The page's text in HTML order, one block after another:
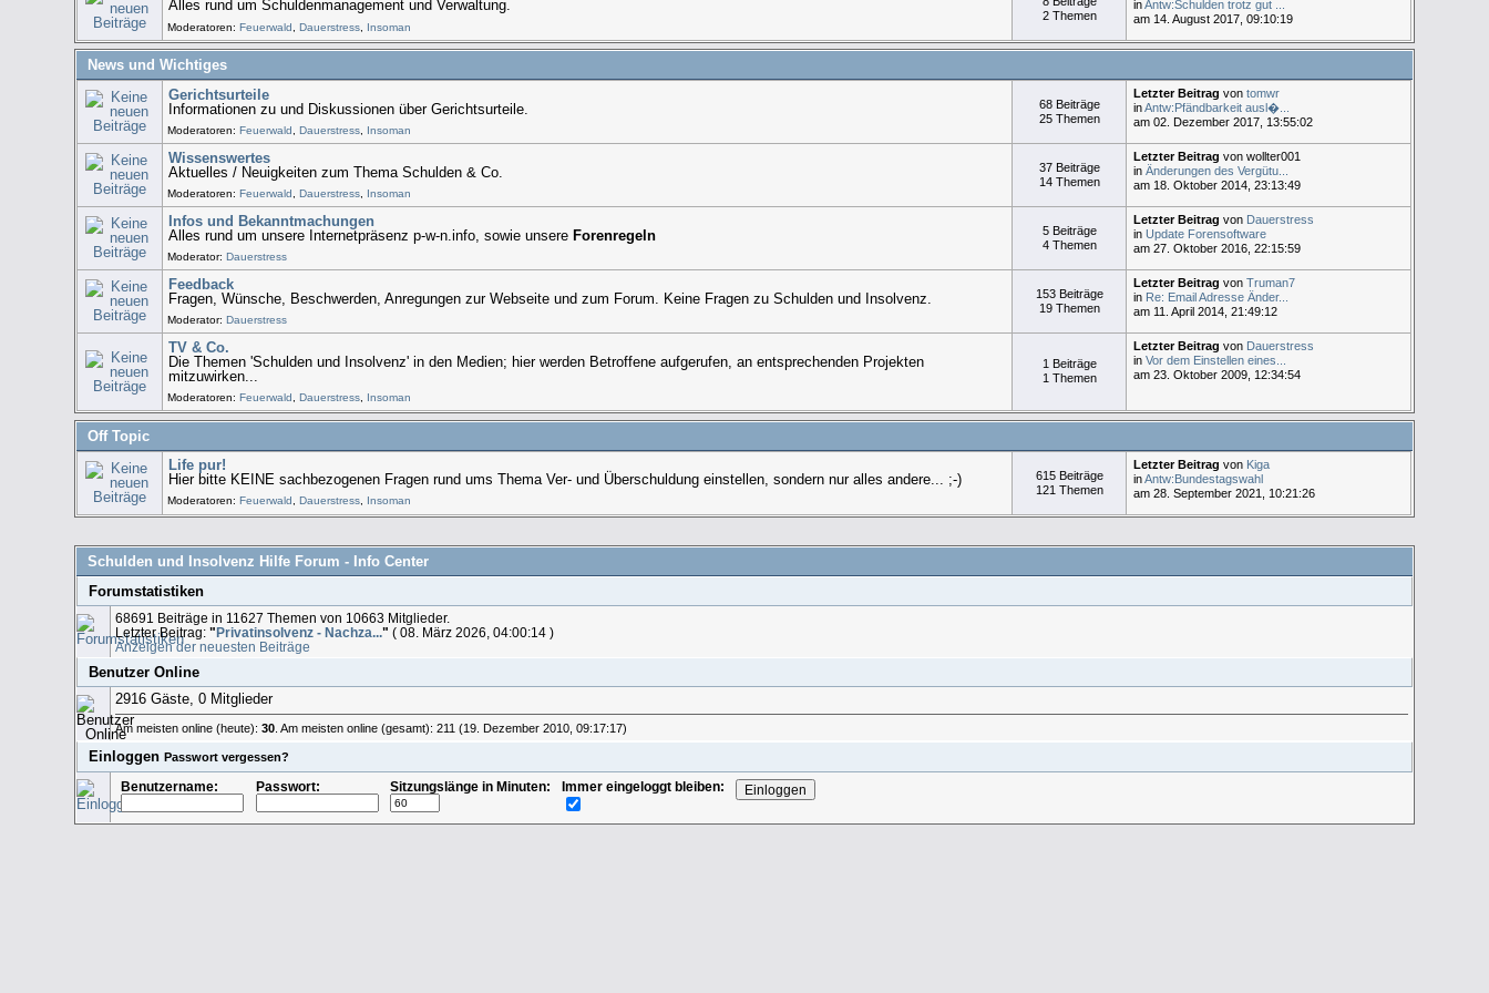
Alles rund um Schuldenmanagement und Verwaltung.
Moderatoren:Feuerwald ,Dauerstress Insoman
2 Themen
inAntw:Schulden trotz gut ...
am 14. August 2017, 09:10:19
News und Wichtiges
Gerichtsurteile
Informationen zu und Diskussionen über Gerichtsurteile.
Moderatoren:Feuerwald ,Dauerstress Insoman
68 Beiträge
25 Themen
Letzter Beitrag von tomwr
inAntw:Pfändbarkeit ausl�...
am 02. Dezember 2017, 13:55:02
Wissenswertes
Aktuelles / Neuigkeiten zum Thema Schulden & Co.
Moderatoren:Feuerwald ,Dauerstress Insoman
37 Beiträge
14 Themen
Letzter Beitrag von wollter001
in Änderungen des Vergütu...
am 18. Oktober 2014, 23:13:49
Infos und Bekanntmachungen
Alles rund um unsere Internetpräsenz p-w-n.info, sowie unsereForenregeln
Moderator:Dauerstress
5 Beiträge
4 Themen
Letzter Beitrag von Dauerstress
in Update Forensoftware
am 27. Oktober 2016, 22:15:59
Feedback
Fragen, Wünsche, Beschwerden, Anregungen zur Webseite und zum Forum. Keine Fragen zu Schulden und Insolvenz.
Moderator:Dauerstress
153 Beiträge
19 Themen
Letzter Beitrag von Truman7
in Re: Email Adresse Änder...
am 11. April 2014, 21:49:12
TV & Co.
Die Themen 'Schulden und Insolvenz' in den Medien; hier werden Betroffene aufgerufen, an entsprechenden Projekten
mitzuwirken...
Moderatoren:Feuerwald ,Dauerstress Insoman
1 Beiträge
1 Themen
Letzter Beitrag von Dauerstress
in Vor dem Einstellen eines...
am 23. Oktober 2009, 12:34:54
Off Topic
Life pur!
Hier bitte KEINE sachbezogenen Fragen rund ums Thema Ver- und Überschuldung einstellen, sondern nur alles andere... ;-)
Moderatoren:Feuerwald ,Dauerstress Insoman
615 Beiträge
121 Themen
Letzter Beitrag von Kiga
inAntw:Bundestagswahl
am 28. September 2021, 10:21:26
Schulden und Insolvenz Hilfe Forum - Info Center
Forumstatistiken
68691 Beiträge in 11627 Themen von 10663 Mitglieder.
Letzter Beitrag: "Privatinsolvenz - Nachza..." ( 08. März 2026, 04:00:14 )
Anzeigen der neuesten Beiträge
Benutzer Online
2916 Gäste, 0 Mitglieder
Am meisten online (heute):30 . Am meisten online (gesamt): 211 (19. Dezember 2010, 09:17:17)
EinloggenPasswort vergessen?
Benutzername: Passwort: Sitzungslänge in Minuten: Immer eingeloggt bleiben: